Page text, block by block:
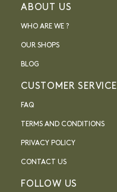
ABOUT US
WHO ARE WE ?
OUR SHOPS
BLOG
CUSTOMER SERVICE
FAQ
TERMS AND CONDITIONS
PRIVACY POLICY
CONTACT US
FOLLOW US